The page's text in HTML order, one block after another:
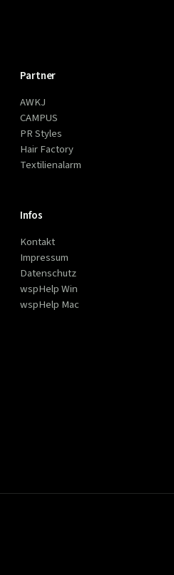
Partner
AWKJ
CAMPUS
PR Styles
Hair Factory
Textilienalarm
Infos
Kontakt
Impressum
Datenschutz
wspHelp Win
wspHelp Mac